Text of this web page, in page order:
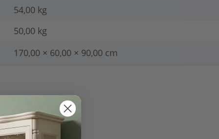
54,00 kg
50,00 kg
170,00 × 60,00 × 90,00 cm